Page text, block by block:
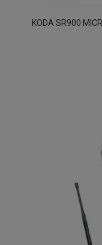
KODA SR900